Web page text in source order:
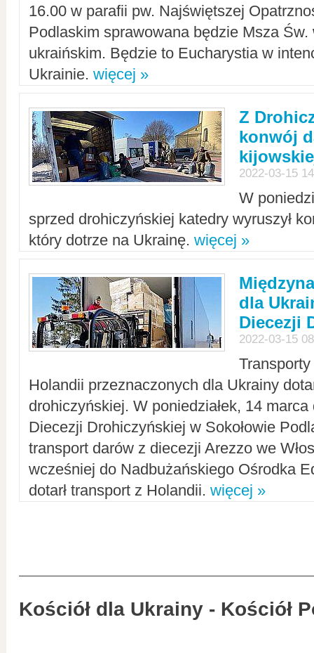
16.00 w parafii pw. Najświętszej
Podlaskim sprawowana będzie Msza Św.
ukraińskim. Będzie to Eucharystia w
Ukrainie. więcej »
Z
konwój
2022-03-15
W
sprzed drohiczyńskiej katedry wyruszył
który dotrze na Ukrainę. więcej »
dla
Diecezji
2022-03-15
Holandii przeznaczonych dla Ukrainy
drohiczyńskiej. W poniedziałek, 14
Diecezji Drohiczyńskiej w Sokołowie
transport darów z diecezji Arezzo we
wcześniej do Nadbużańskiego Ośrodka
dotarł transport z Holandii. więcej »
Kościół dla Ukrainy - Kościół